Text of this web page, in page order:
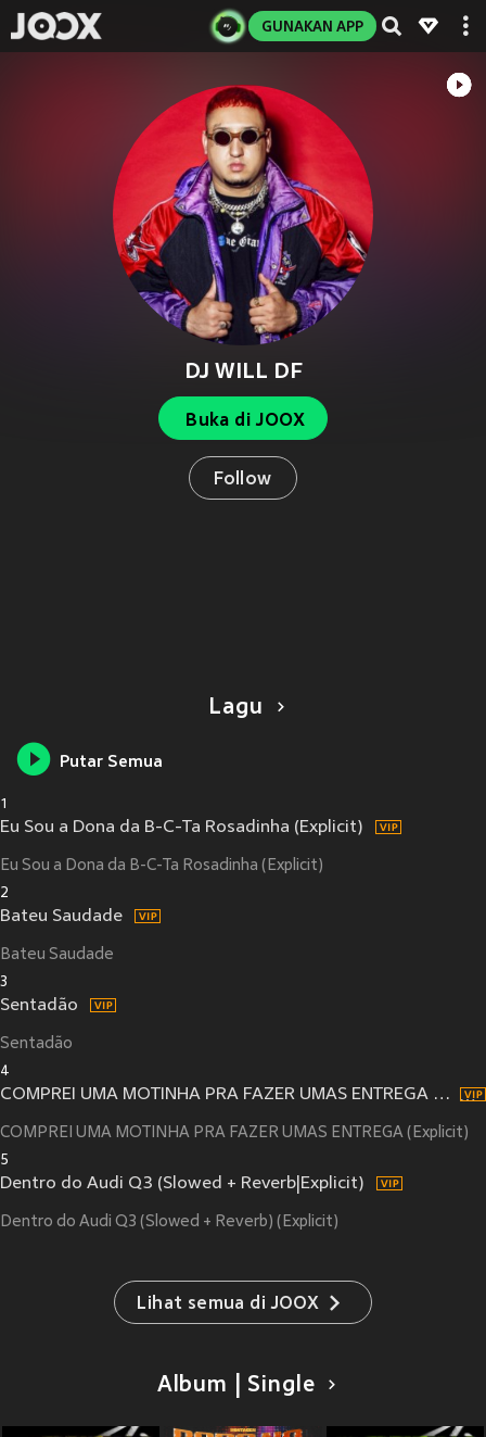
GUNAKAN APP
DJ WILL DF
Buka di JOOX
Follow
Lagu
Putar Semua
1
Eu Sou a Dona da B-C-Ta Rosadinha (Explicit)
Eu Sou a Dona da B-C-Ta Rosadinha (Explicit)
2
Bateu Saudade
Bateu Saudade
3
Sentadão
Sentadão
4
COMPREI UMA MOTINHA PRA FAZER UMAS ENTREGA (Explicit)
COMPREI UMA MOTINHA PRA FAZER UMAS ENTREGA (Explicit)
5
Dentro do Audi Q3 (Slowed + Reverb|Explicit)
Dentro do Audi Q3 (Slowed + Reverb) (Explicit)
Lihat semua di JOOX
Album | Single